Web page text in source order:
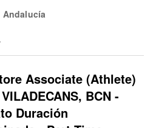
y ganas de formar parte de un
Andalucía
Associate (Athlete)
BCN -
Duración